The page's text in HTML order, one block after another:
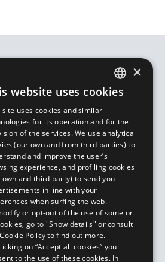
Einkaufserlebnis.
ENGLISH
×
website uses cookies
site uses cookies and similar
for its operation and for the
of the services. We use analytical
(our own and from third parties) to
and improve the user’s
experience, and profiling cookies
own and third party) to send you
in line with your
when surfing the web.
or opt-out of the use of some or
go to "Show details" or consult
Policy to find out more.
on “Accept all cookies” you
to the use of these cookies. In